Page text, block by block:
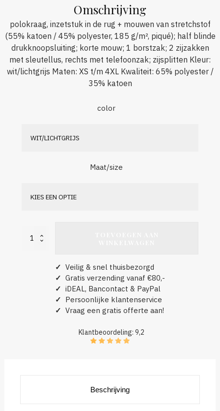
Omschrijving
polokraag, inzetstuk in de rug + mouwen van stretchstof
(55% katoen / 45% polyester, 185 g/m², piqué); half blinde
drukknoopsluiting; korte mouw; 1 borstzak; 2 zijzakken
met sleutellus, rechts met telefoonzak; zijsplitten Kleur:
wit/lichtgrijs Maten: XS t/m 4XL Kwaliteit: 65% polyester /
35% katoen
color
Maat/size
Sandor
aantal
✓ Veilig & snel thuisbezorgd
✓ Gratis verzending vanaf €80,-
✓ iDEAL, Bancontact & PayPal
✓ Persoonlijke klantenservice
✓ Vraag een gratis offerte aan!
Klantbeoordeling: 9,2
Beschrijving